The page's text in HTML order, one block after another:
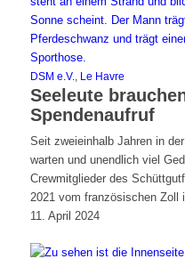
DSM e.V. Le Havre
Seeleute
Spendenaufruf
Seit zweieinhalb Jahren in
warten und unendlich viel
Crewmitglieder des
2021 vom französischen
11. April 2024